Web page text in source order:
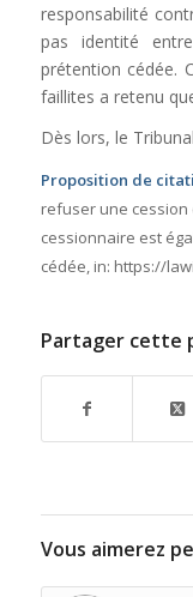
responsabilité
pas identité
prétention cédée.
faillites a retenu
Dès lors, le
Proposition de
refuser une cession
cessionnaire est
cédée, in: https://
Partager cette
Vous aimerez